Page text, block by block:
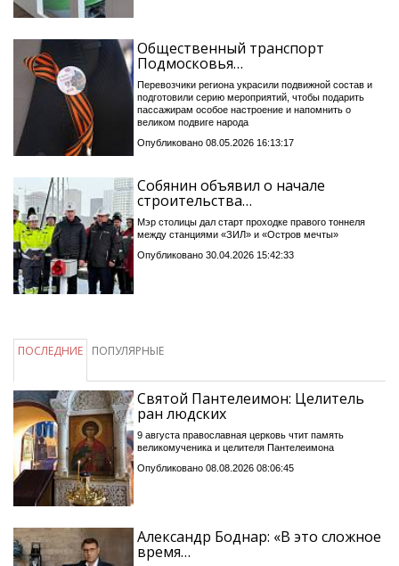
Общественный транспорт
Подмосковья…
Перевозчики региона украсили подвижной состав и
подготовили серию мероприятий, чтобы подарить
пассажирам особое настроение и напомнить о
великом подвиге народа
Опубликовано 08.05.2026 16:13:17
Собянин объявил о начале
строительства…
Мэр столицы дал старт проходке правого тоннеля
между станциями «ЗИЛ» и «Остров мечты»
Опубликовано 30.04.2026 15:42:33
ПОСЛЕДНИЕ ПОПУЛЯРНЫЕ
Святой Пантелеимон: Целитель
ран людских
9 августа православная церковь чтит память
великомученика и целителя Пантелеимона
Опубликовано 08.08.2026 08:06:45
Александр Боднар: «В это сложное
время…